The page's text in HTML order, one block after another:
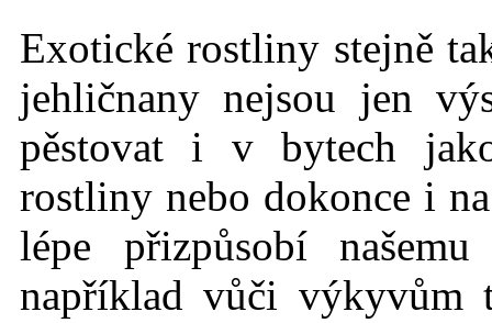
Exotické rostliny stejně
jehličnany nejsou jen
pěstovat i v bytech
rostliny nebo dokonce i
lépe přizpůsobí
například vůči výkyvům